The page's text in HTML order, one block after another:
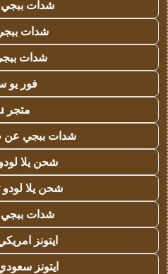
شدات
شدات
شدات
فور يو
متجر 4u
شدات ببجي عن
شحن يلا
شحن يلا لودو
شدات
ايتونز
ايتونز